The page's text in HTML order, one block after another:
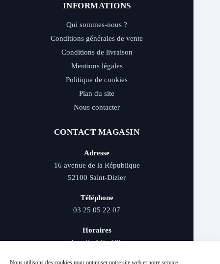
Nous utilisons des cookies pour optimiser notre site web et notre service.
INFORMATIONS
Qui sommes-nous ?
Conditions générales de vente
Conditions de livraison
Mentions légales
Politique de cookies
Plan du site
Nous contacter
CONTACT MAGASIN
Adresse
16 avenue de la République
52100 Saint-Dizier
Téléphone
03 25 05 22 07
Horaires
Lundi : 14h–19h